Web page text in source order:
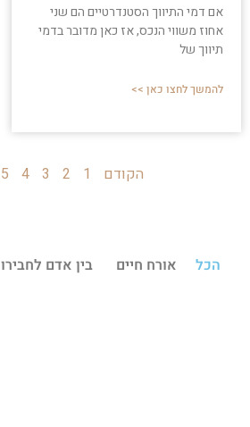
אם דמי התיווך הסטנדרטיים הם שני
אחוז משווי הנכס, אז כאן מדובר בדמי
תיווך של
להמשך לחצו כאן >>
הקודם 1
2
3
4
5
הכל אורח חיים בין אדם לחבירו